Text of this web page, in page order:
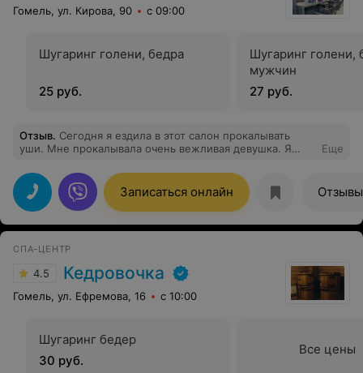
Гомель, ул. Кирова, 90 с 09:00
Шугаринг голени, бедра
25 руб.
Шугаринг голени,
мужчин
27 руб.
Отзыв. Сегодня я ездила в этот салон прокалывать
уши. Мне прокалывала очень вежливая девушка. Я
понравилась в этом салоне и коллектив этого салона
очень вежливые. Спасибо большое всему коллективу!
Еще
Записаться онлайн Отзывы
СПА-ЦЕНТР
4.5 Кедровочка
Гомель, ул. Ефремова, 16 с 10:00
Шугаринг бедер
30 руб.
Все цены